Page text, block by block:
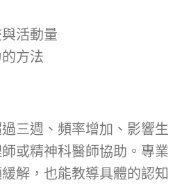
活動量
方法
三週、頻率增加、影響生
或精神科醫師協助。專業
解，也能教導具體的認知